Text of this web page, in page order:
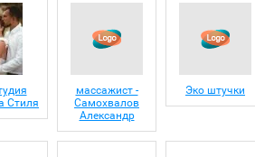
Стиля
массажист -
Самохвалов
Александр
Эко штучки